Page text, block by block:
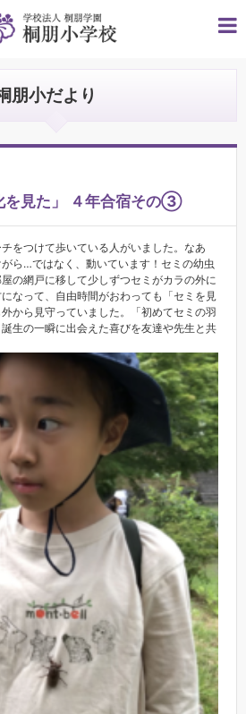
朋小だより
を見た」 ４年合宿その③
をつけて歩いている人がいました。なあ
ら…ではなく、動いています！セミの幼虫
の網戸に移して少しずつセミがカラの外に
なって、自由時間がおわっても「セミを見
から見守っていました。「初めてセミの羽
生の一瞬に出会えた喜びを友達や先生と共